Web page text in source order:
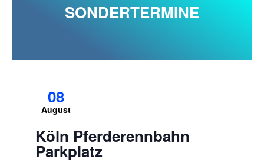
SONDERTERMINE
08
August
Köln Pferderennbahn
Parkplatz